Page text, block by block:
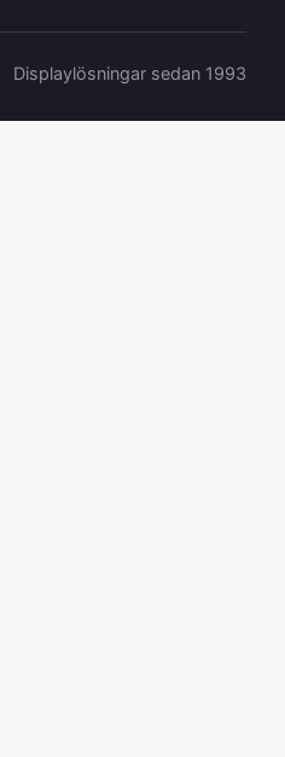
Displaylösningar sedan 1993